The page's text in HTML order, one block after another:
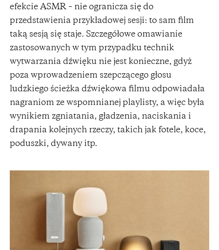
efekcie ASMR – nie ogranicza się do
przedstawienia przykładowej sesji: to sam film
taką sesją się staje. Szczegółowe omawianie
zastosowanych w tym przypadku technik
wytwarzania dźwięku nie jest konieczne, gdyż
poza wprowadzeniem szepczącego głosu
ludzkiego ścieżka dźwiękowa filmu odpowiadała
nagraniom ze wspomnianej playlisty, a więc była
wynikiem zgniatania, gładzenia, naciskania i
drapania kolejnych rzeczy, takich jak fotele, koce,
poduszki, dywany itp.